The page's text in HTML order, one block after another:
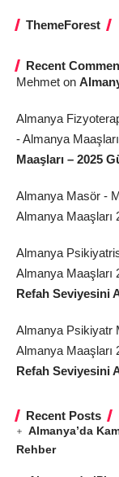
ThemeForest
Recent
Mehmet on
Almanya
- Almanya
Maaşları – 2025
Almanya Masör -
Almanya Maaşları
Almanya
Almanya Maaşları
Refah Seviyesini
Almanya Psikiyatr
Almanya Maaşları
Refah Seviyesini
Recent Posts
Almanya’da
Rehber